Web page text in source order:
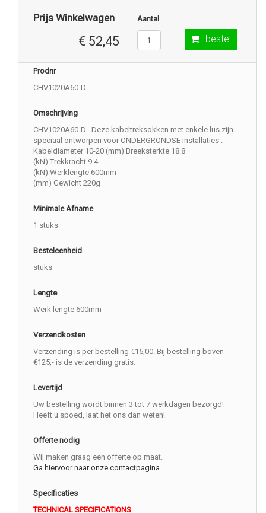
Prijs Winkelwagen
€ 52,45
Aantal
bestel
Prodnr
CHV1020A60-D
Omschrijving
CHV1020A60-D . Deze kabeltreksokken met enkele lus zijn
speciaal ontworpen voor ONDERGRONDSE installaties .
Kabeldiameter 10-20 (mm) Breeksterkte 18.8
(kN) Trekkracht 9.4
(kN) Werklengte 600mm
(mm) Gewicht 220g
Minimale Afname
1 stuks
Besteleenheid
stuks
Lengte
Werk lengte 600mm
Verzendkosten
Verzending is per bestelling €15,00. Bij bestelling boven
€125,- is de verzending gratis.
Levertijd
Uw bestelling wordt binnen 3 tot 7 werkdagen bezorgd!
Heeft u spoed, laat het ons dan weten!
Offerte nodig
Wij maken graag een offerte op maat.
Ga hiervoor naar onze contactpagina.
Specificaties
TECHNICAL SPECIFICATIONS